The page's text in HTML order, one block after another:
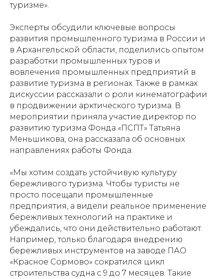
туризме».
Эксперты обсудили ключевые вопросы
развития промышленного туризма в России и
в Архангельской области, поделились опытом
разработки промышленных туров и
вовлечения промышленных предприятий в
развитие туризма в регионах. Также в рамках
дискуссии рассказали о роли кинематографии
в продвижении арктического туризма. В
мероприятии приняла участие директор по
развитию туризма Фонда «ПСПТ» Татьяна
Меньшикова, она рассказала об основных
направлениях работы Фонда.
«Мы хотим создать устойчивую культуру
бережливого туризма. Чтобы туристы не
просто посещали промышленные
предприятия, а видели реальное применение
бережливых технологий на практике и
убеждались, что они действительно работают.
Например, только благодаря внедрению
бережливых инструментов на заводе ПАО
«Красное Сормово» сократился цикл
строительства судна с 9 до 7 месяцев. Такие